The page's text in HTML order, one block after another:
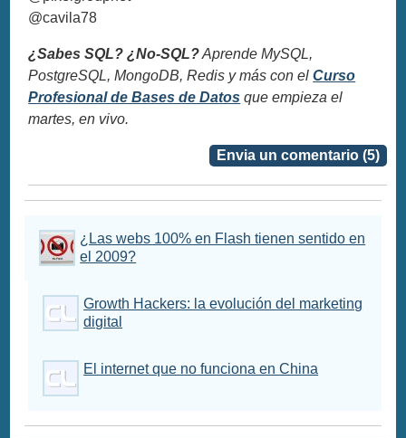
@cavila78
¿Sabes SQL? ¿No-SQL?Aprende MySQL,
PostgreSQL, MongoDB, Redis y más con elCurso
Profesional de Bases de Datos que empieza el
martes, en vivo.
Envia un comentario (5)
¿Las webs 100% en Flash tienen sentido en
el 2009?
Growth Hackers: la evolución del marketing
digital
El internet que no funciona en China